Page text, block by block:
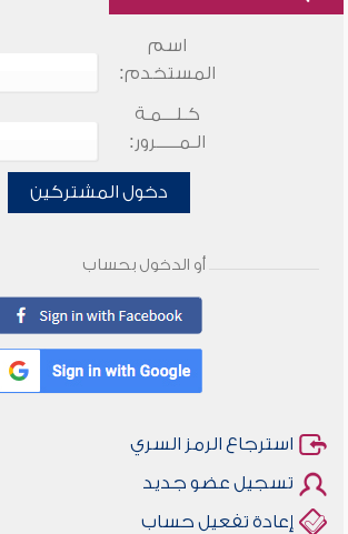
اسم
المستخدم:
كـلـــمـة
الـمـــــرور:
دخول المشتركين
أو الدخول بحساب
استرجاع الرمز السري
تسجيل عضو جديد
إعادة تفعيل حساب